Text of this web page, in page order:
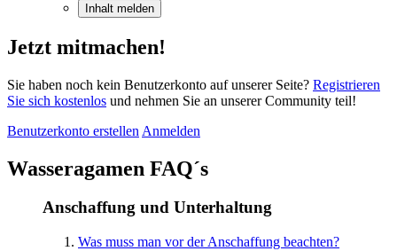
Inhalt melden
Jetzt mitmachen!
Sie haben noch kein Benutzerkonto auf unserer Seite? Registrieren
Sie sich kostenlos und nehmen Sie an unserer Community teil!
Benutzerkonto erstellen Anmelden
Wasseragamen FAQ´s
Anschaffung und Unterhaltung
Was muss man vor der Anschaffung beachten?